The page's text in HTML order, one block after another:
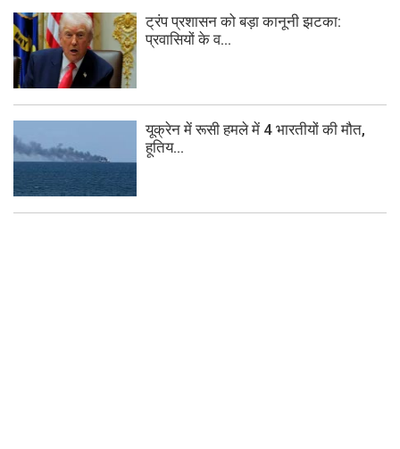
ट्रंप प्रशासन को बड़ा कानूनी झटका:
प्रवासियों के व...
यूक्रेन में रूसी हमले में 4 भारतीयों की मौत,
हूतिय...